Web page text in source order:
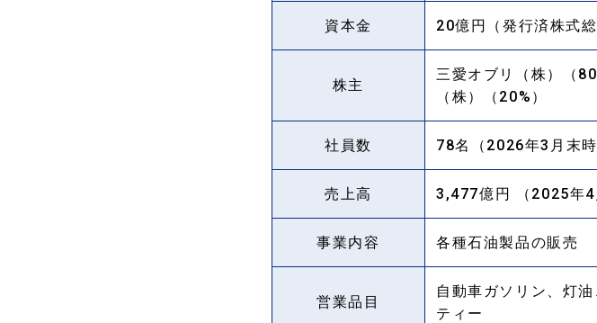
資本金 20億円（発行済株式
株主
三愛オブリ（株）（
（株）（20%）
社員数 78名（2026年3月末時
売上高 3,477億円 （2025年4
事業内容 各種石油製品の販売
営業品目
自動車ガソリン、灯
ティー